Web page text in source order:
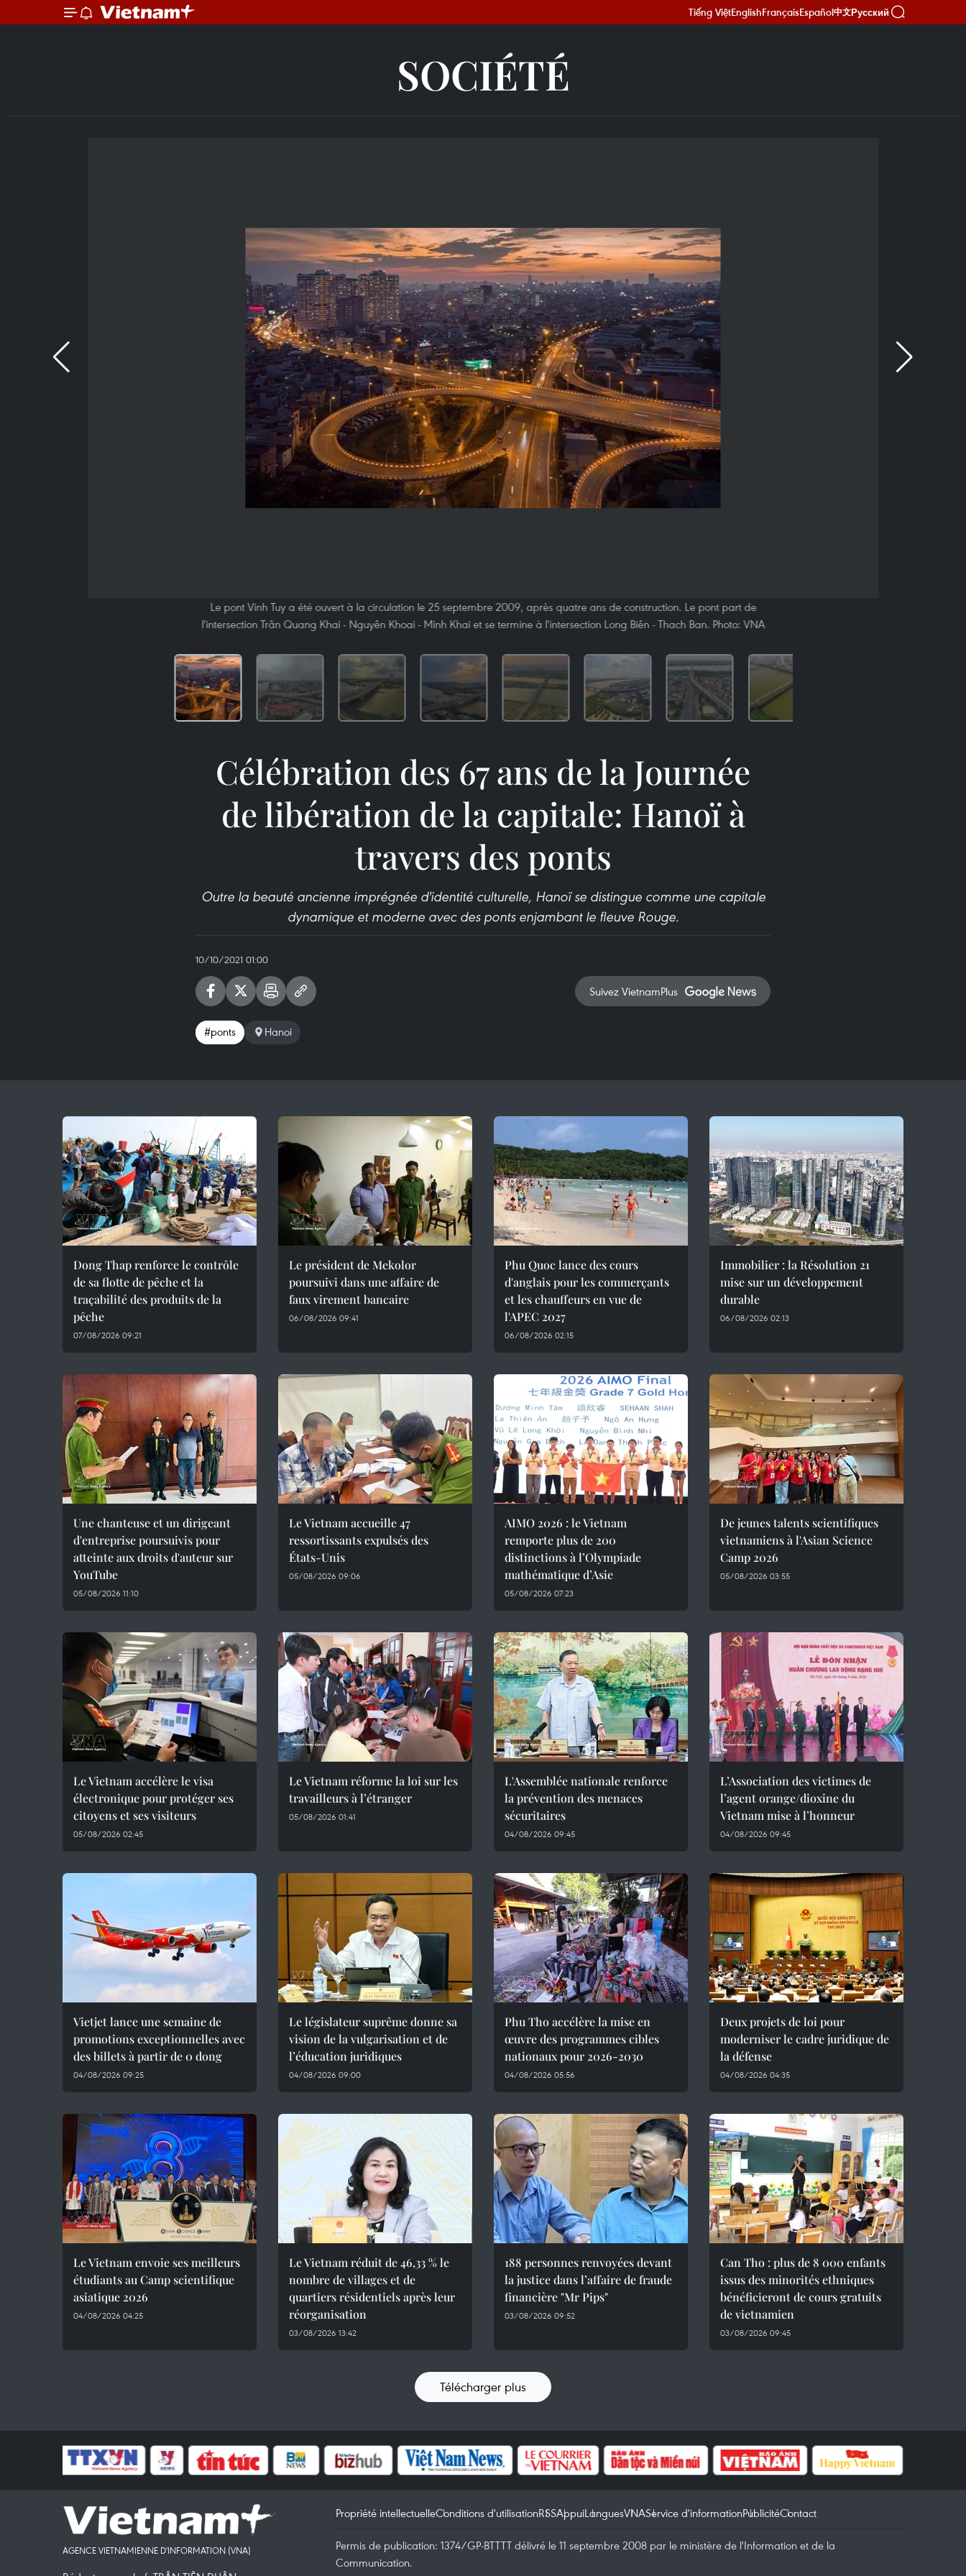
Tiếng ViệtEnglishFrançaisEspañol中文Русский
SOCIÉTÉ
Le pont Vinh Tuy a été ouvert à la circulation le 25 septembre 2009, après quatre ans de construction. Le pont part de
l'intersection Trân Quang Khai - Nguyên Khoai - Minh Khai et se termine à l'intersection Long Biên - Thach Ban. Photo: VNA
Célébration des 67 ans de la Journée
de libération de la capitale: Hanoï à
travers des ponts
Outre la beauté ancienne imprégnée d'identité culturelle, Hanoï se distingue comme une capitale
dynamique et moderne avec des ponts enjambant le fleuve Rouge.
10/10/2021 01:00
Suivez VietnamPlus
#ponts Hanoi
Dong Thap renforce le contrôle
de sa flotte de pêche et la
traçabilité des produits de la
pêche
07/08/2026 09:21
Le président de Mekolor
poursuivi dans une affaire de
faux virement bancaire
06/08/2026 09:41
Phu Quoc lance des cours
d'anglais pour les commerçants
et les chauffeurs en vue de
l'APEC 2027
06/08/2026 02:15
Immobilier : la Résolution 21
mise sur un développement
durable
06/08/2026 02:13
Une chanteuse et un dirigeant
d'entreprise poursuivis pour
atteinte aux droits d'auteur sur
YouTube
05/08/2026 11:10
Le Vietnam accueille 47
ressortissants expulsés des
États-Unis
05/08/2026 09:06
AIMO 2026 : le Vietnam
remporte plus de 200
distinctions à l’Olympiade
mathématique d’Asie
05/08/2026 07:23
De jeunes talents scientifiques
vietnamiens à l'Asian Science
Camp 2026
05/08/2026 03:55
Le Vietnam accélère le visa
électronique pour protéger ses
citoyens et ses visiteurs
05/08/2026 02:45
Le Vietnam réforme la loi sur les
travailleurs à l’étranger
05/08/2026 01:41
L'Assemblée nationale renforce
la prévention des menaces
sécuritaires
04/08/2026 09:45
L’Association des victimes de
l’agent orange/dioxine du
Vietnam mise à l’honneur
04/08/2026 09:45
Vietjet lance une semaine de
promotions exceptionnelles avec
des billets à partir de 0 dong
04/08/2026 09:25
Le législateur suprême donne sa
vision de la vulgarisation et de
l’éducation juridiques
04/08/2026 09:00
Phu Tho accélère la mise en
œuvre des programmes cibles
nationaux pour 2026-2030
04/08/2026 05:56
Deux projets de loi pour
moderniser le cadre juridique de
la défense
04/08/2026 04:35
Le Vietnam envoie ses meilleurs
étudiants au Camp scientifique
asiatique 2026
04/08/2026 04:25
Le Vietnam réduit de 46,33 % le
nombre de villages et de
quartiers résidentiels après leur
réorganisation
03/08/2026 13:42
188 personnes renvoyées devant
la justice dans l’affaire de fraude
financière "Mr Pips"
03/08/2026 09:52
Can Tho : plus de 8 000 enfants
issus des minorités ethniques
bénéficieront de cours gratuits
de vietnamien
03/08/2026 09:45
Télécharger plus
AGENCE VIETNAMIENNE D'INFORMATION (VNA)
Propriété intellectuelleConditions d'utilisationRSSAppuiLanguesVNAService d'informationPublicitéContact
Permis de publication: 1374/GP-BTTTT délivré le 11 septembre 2008 par le ministère de l'Information et de la
Communication.